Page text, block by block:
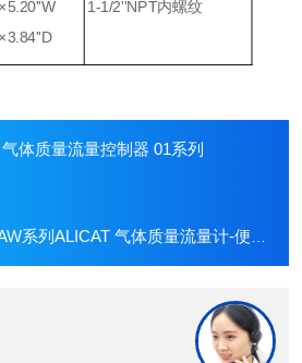
×5.20''W
×3.84''D
1-1/2''NPT内螺纹
体质量流量控制器 01系列
列ALICAT 气体质量流量计-便携式-低压损型